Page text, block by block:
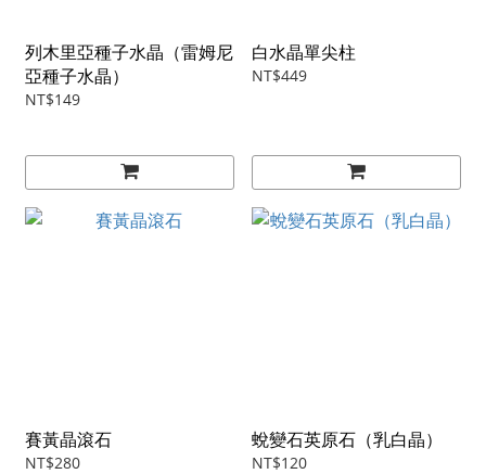
列木里亞種子水晶（雷姆尼
亞種子水晶）
NT$149
白水晶單尖柱
NT$449
賽黃晶滾石
NT$280
蛻變石英原石（乳白晶）
NT$120